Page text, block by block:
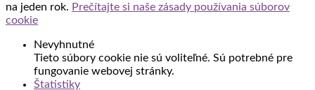
na jeden rok. Prečítajte si naše zásady používania súborov
cookie
Nevyhnutné
Tieto súbory cookie nie sú voliteľné. Sú potrebné pre
fungovanie webovej stránky.
Štatistiky